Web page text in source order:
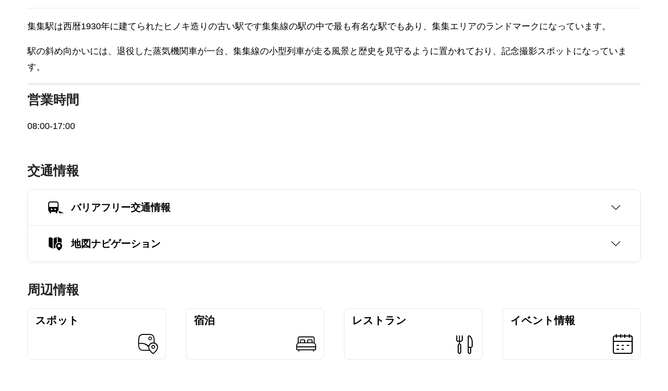
集集駅は西暦1930年に建てられたヒノキ造りの古い駅です集集線の駅の中で最も有名な駅でもあり、集集エリアのランドマークになっています。
駅の斜め向かいには、退役した蒸気機関車が一台、集集線の小型列車が走る風景と歴史を見守るように置かれており、記念撮影スポットになっていま
す。
営業時間
08:00-17:00
交通情報
バリアフリー交通情報
地図ナビゲーション
周辺情報
スポット 宿泊 レストラン イベント情報